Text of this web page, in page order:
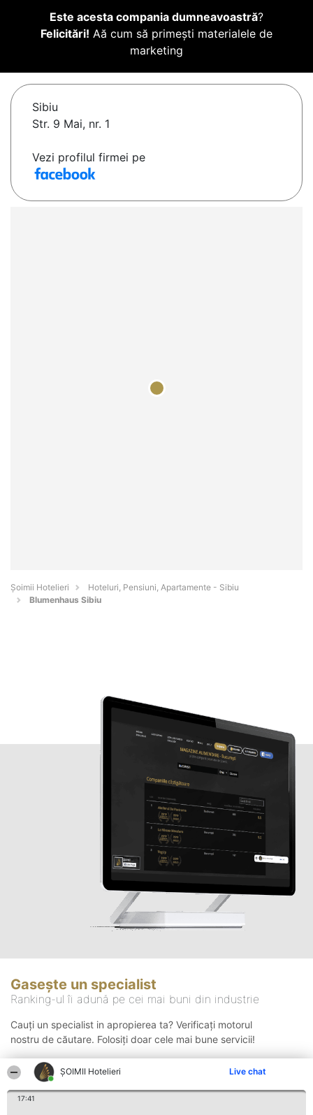
ȘOIMII Hotelieri Live chat
17:41
Este acesta compania dumneavoastră?
Felicitări! Aă cum să primești materialele de
marketing
Sibiu
Str. 9 Mai, nr. 1
Vezi profilul firmei pe
Șoimii Hotelieri
Hoteluri, Pensiuni, Apartamente - Sibiu
Blumenhaus Sibiu
Gasește un specialist
Ranking-ul îi adună pe cei mai buni din industrie
Cauți un specialist in apropierea ta? Verificați motorul
nostru de căutare. Folosiți doar cele mai bune servicii!